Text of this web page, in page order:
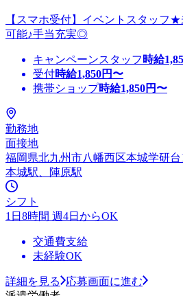
【スマホ受付】イベントスタッフ
可能♪手当充実◎
キャンペーンスタッフ 時給
受付時給1,850円〜
携帯ショップ時給1,850円〜
勤務地
面接地
福岡県北九州市八幡西区本城学研台
本城駅、陣原駅
シフト
1日8時間 週4日からOK
交通費支給
未経験OK
詳細を見る
応募画面に進む